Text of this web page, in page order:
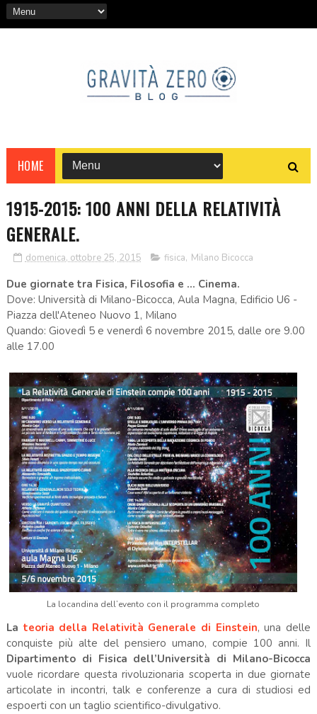
HOME
1915-2015: 100 ANNI DELLA RELATIVITÀ
GENERALE.
domenica, ottobre 25, 2015 fisica, Milano Bicocca
Due giornate tra Fisica, Filosofia e ... Cinema.
Dove: Università di Milano-Bicocca, Aula Magna, Edificio U6 -
Piazza dell'Ateneo Nuovo 1, Milano
Quando: Giovedì 5 e venerdì 6 novembre 2015, dalle ore 9.00
alle 17.00
La locandina dell’evento con il programma completo
La teoria della Relatività Generale di Einstein, una delle
conquiste più alte del pensiero umano, compie 100 anni. Il
Dipartimento di Fisica dell’Università di Milano-Bicocca
vuole ricordare questa rivoluzionaria scoperta in due giornate
articolate in incontri, talk e conferenze a cura di studiosi ed
espoerti con un taglio scientifico-divulgativo.